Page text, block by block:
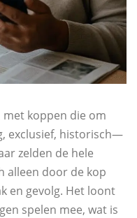
met koppen die om
exclusief, historisch—
zelden de hele
alleen door de kop
en gevolg. Het loont
spelen mee, wat is